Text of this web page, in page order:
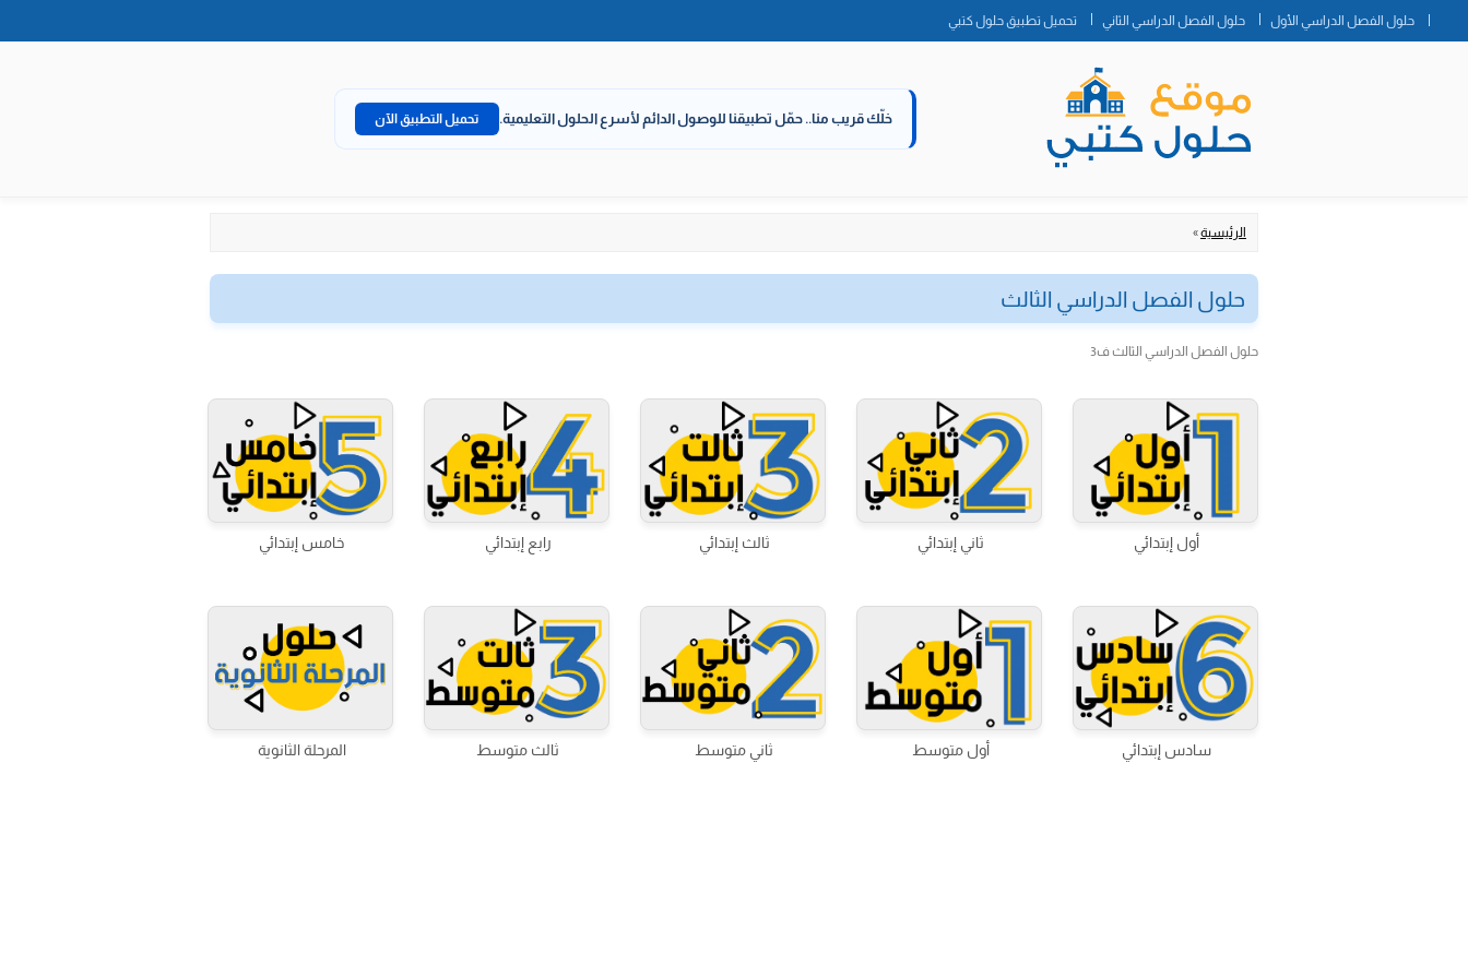
حلول الفصل الدراسي الأول حلول الفصل الدراسي الثاني تحميل تطبيق حلول كتبي
خلّك قريب منا.. حمّل تطبيقنا للوصول الدائم لأسرع الحلول التعليمية. تحميل التطبيق الآن
الرئيسية»
حلول الفصل الدراسي الثالث
حلول الفصل الدراسي الثالث ف3
أول إبتدائي ثاني إبتدائي ثالث إبتدائي رابع إبتدائي خامس إبتدائي
سادس إبتدائي أول متوسط ثاني متوسط ثالث متوسط المرحلة الثانوية